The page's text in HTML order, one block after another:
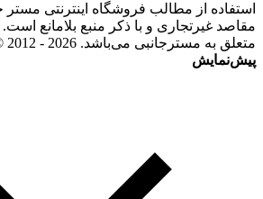
استفاده از مطالب فروشگاه اینترنتی
مقاصد غیرتجاری و با ذکر منبع بلامانع
متعلق به مسترجانبی می‌باشد. Copyright © 2012 - 2026
پیش‌نمایش